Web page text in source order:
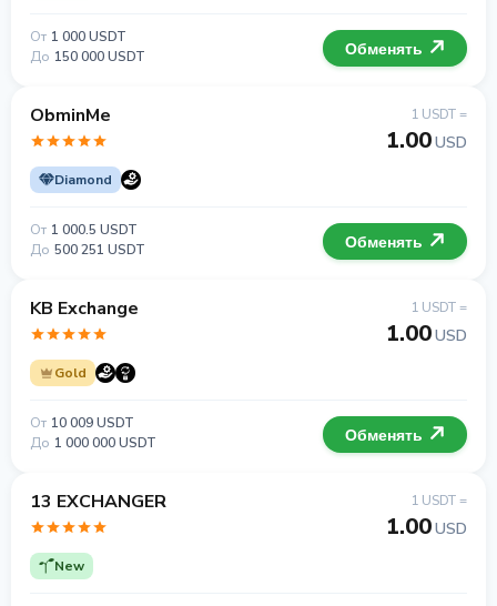
От 1 000 USDT
До 150 000 USDT Обменять
ObminMe
Diamond
1 USDT =
1.00USD
От 1 000.5 USDT
До 500 251 USDT Обменять
KB Exchange
Gold
1 USDT =
1.00USD
От 10 009 USDT
До 1 000 000 USDT Обменять
13 EXCHANGER
New
1 USDT =
1.00USD